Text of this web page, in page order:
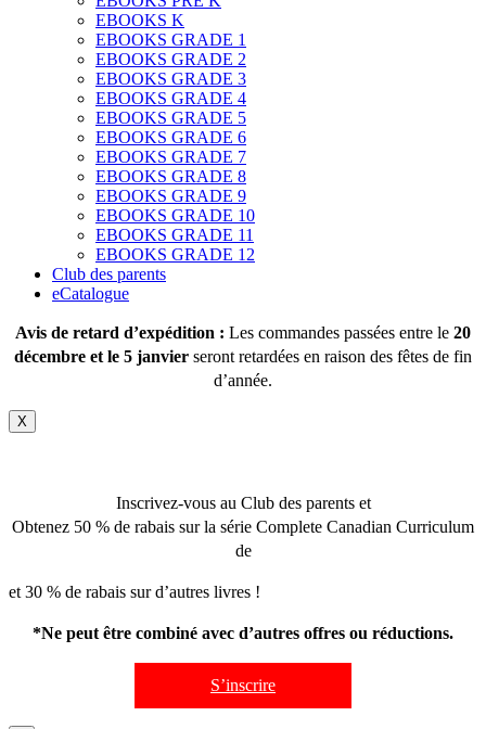
EBOOKS K
EBOOKS GRADE 1
EBOOKS GRADE 2
EBOOKS GRADE 3
EBOOKS GRADE 4
EBOOKS GRADE 5
EBOOKS GRADE 6
EBOOKS GRADE 7
EBOOKS GRADE 8
EBOOKS GRADE 9
EBOOKS GRADE 10
EBOOKS GRADE 11
EBOOKS GRADE 12
Club des parents
eCatalogue
Avis de retard d’expédition : Les commandes passées entre le 20
décembre et le 5 janvier seront retardées en raison des fêtes de fin
d’année.
X
Inscrivez-vous au Club des parents et
Obtenez 50 % de rabais sur la série Complete Canadian Curriculum
de
et 30 % de rabais sur d’autres livres !
*Ne peut être combiné avec d’autres offres ou réductions.
S’inscrire